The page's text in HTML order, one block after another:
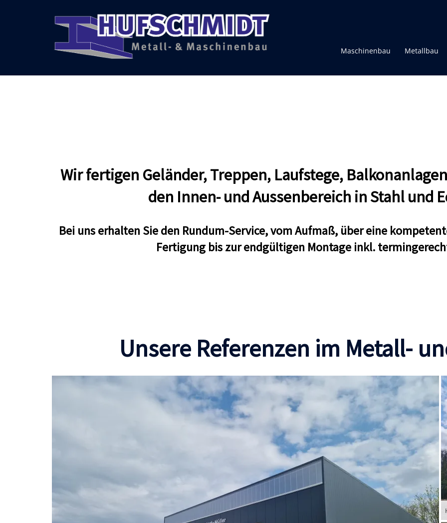
Maschinenbau Metallbau
Wir fertigen Geländer, Treppen, Laufstege,
den Innen- und Aussenbereich in Stahl und
Bei uns erhalten Sie den Rundum-Service, vom Aufmaß, über eine
Fertigung bis zur endgültigen Montage inkl.
Unsere Referenzen im Metall-